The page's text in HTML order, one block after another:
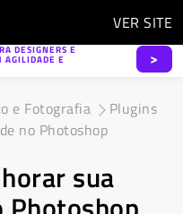
VER SITE
DESIGNERS E
AGILIDADE E >
e Fotografia
Plugins
no Photoshop
sua